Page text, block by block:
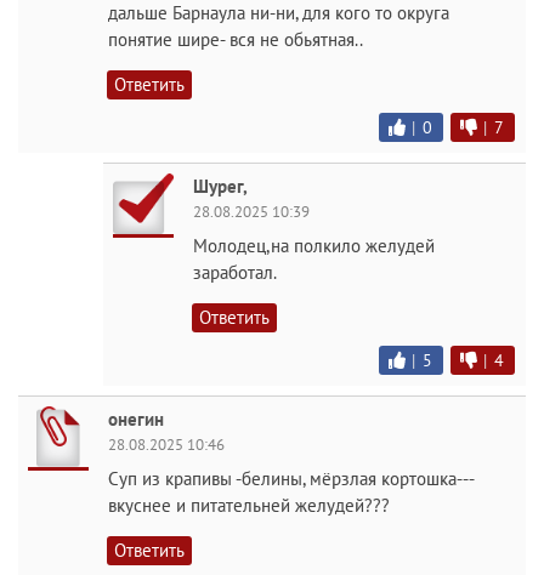
дальше Барнаула ни-ни, для кого то округа
понятие шире- вся не обьятная..
Ответить
| 0 | 7
Шурег,
28.08.2025 10:39
Молодец,на полкило желудей
заработал.
Ответить
| 5 | 4
онегин
28.08.2025 10:46
Суп из крапивы -белины, мёрзлая кортошка---
вкуснее и питательней желудей???
Ответить